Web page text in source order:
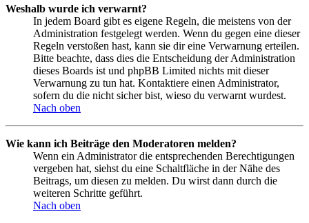
Weshalb wurde ich verwarnt?
In jedem Board gibt es eigene Regeln, die meistens von der
Administration festgelegt werden. Wenn du gegen eine dieser
Regeln verstoßen hast, kann sie dir eine Verwarnung erteilen.
Bitte beachte, dass dies die Entscheidung der Administration
dieses Boards ist und phpBB Limited nichts mit dieser
Verwarnung zu tun hat. Kontaktiere einen Administrator,
sofern du die nicht sicher bist, wieso du verwarnt wurdest.
Nach oben
Wie kann ich Beiträge den Moderatoren melden?
Wenn ein Administrator die entsprechenden Berechtigungen
vergeben hat, siehst du eine Schaltfläche in der Nähe des
Beitrags, um diesen zu melden. Du wirst dann durch die
weiteren Schritte geführt.
Nach oben